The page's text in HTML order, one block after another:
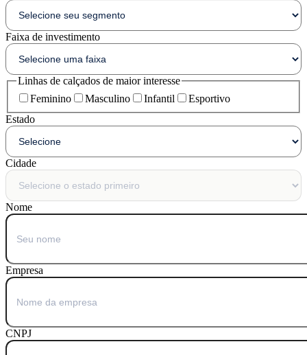
Faixa de investimento
Linhas de calçados de maior interesse
Feminino
Masculino Infantil
Esportivo
Estado
Cidade
Nome
Empresa
CNPJ